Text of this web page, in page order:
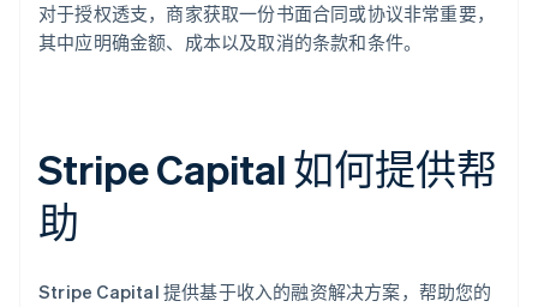
对于授权透支，商家获取一份书面合同或协议非常重要，
其中应明确金额、成本以及取消的条款和条件。
Stripe Capital 如何提供帮
助
Stripe Capital 提供基于收入的融资解决方案，帮助您的